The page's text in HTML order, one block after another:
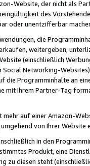
Website, der nicht als
des
oder unentzifferbar
die
weitergeben,
(einschließlich
Networking-
die Programminhalte an
mit Ihrem Partner-Tag
mehr auf einer Amazon-
von Ihrer
in den
Produkt, eine
zu diesen steht